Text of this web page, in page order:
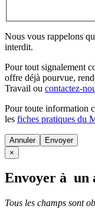
Nous vous rappelons
interdit.
Pour tout signalement
offre déjà pourvue,
Travail ou contactez-
Pour toute information
les fiches pratiques du
Annuler
×
Envoyer à un
Tous les champs sont